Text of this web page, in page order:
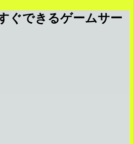
ぐできるゲームサー